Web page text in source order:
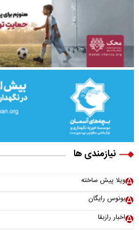
نیازمندی ها
ویلا پیش ساخته
بونوس رایگان
اخبار رازبقا